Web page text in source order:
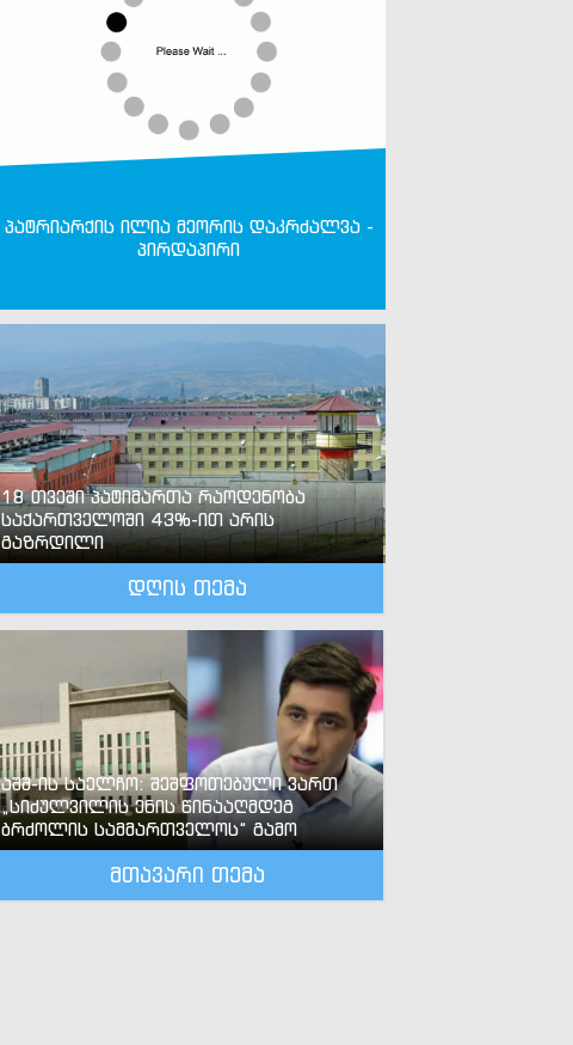
პატრიარქის ილია მეორის დაკრძალვა -
პირდაპირი
18 თვეში პატიმართა რაოდენობა
საქართველოში 43%-ით არის
გაზრდილი
დღის თემა
აშშ-ის საელჩო: შეშფოთებული ვართ
„სიძულვილის ენის წინააღმდეგ
ბრძოლის სამმართველოს“ გამო
მთავარი თემა